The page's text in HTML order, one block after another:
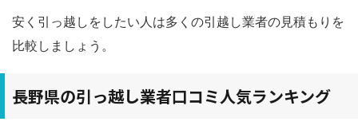
安く引っ越しをしたい人は多くの引越し業者の見積もりを
比較しましょう。
長野県の引っ越し業者口コミ人気ランキング